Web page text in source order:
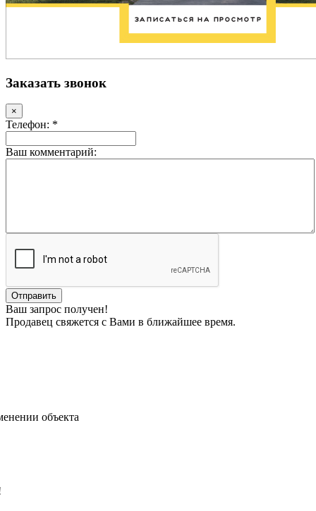
Заказать звонок
×
Телефон: *
Ваш комментарий:
Ваш запрос получен!
Продавец свяжется с Вами в ближайшее время.
объекта